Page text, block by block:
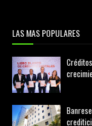
LAS MAS POPULARES